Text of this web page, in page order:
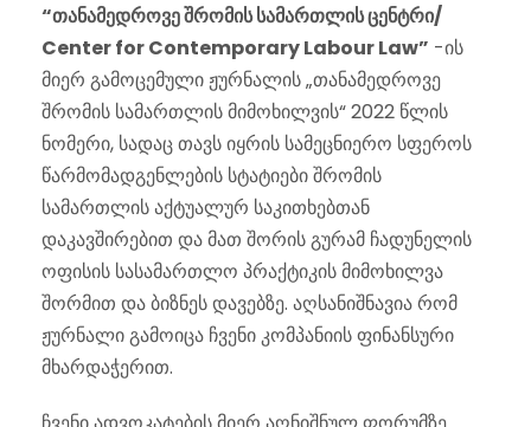
“თანამედროვე შრომის სამართლის ცენტრი/
Center for Contemporary Labour Law” -ის
მიერ გამოცემული ჟურნალის „თანამედროვე
შრომის სამართლის მიმოხილვის“ 2022 წლის
ნომერი, სადაც თავს იყრის სამეცნიერო სფეროს
წარმომადგენლების სტატიები შრომის
სამართლის აქტუალურ საკითხებთან
დაკავშირებით და მათ შორის გურამ ჩადუნელის
ოფისის სასამართლო პრაქტიკის მიმოხილვა
შორმით და ბიზნეს დავებზე. აღსანიშნავია რომ
ჟურნალი გამოიცა ჩვენი კომპანიის ფინანსური
მხარდაჭერით.